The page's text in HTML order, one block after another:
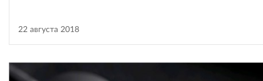
22 августа 2018